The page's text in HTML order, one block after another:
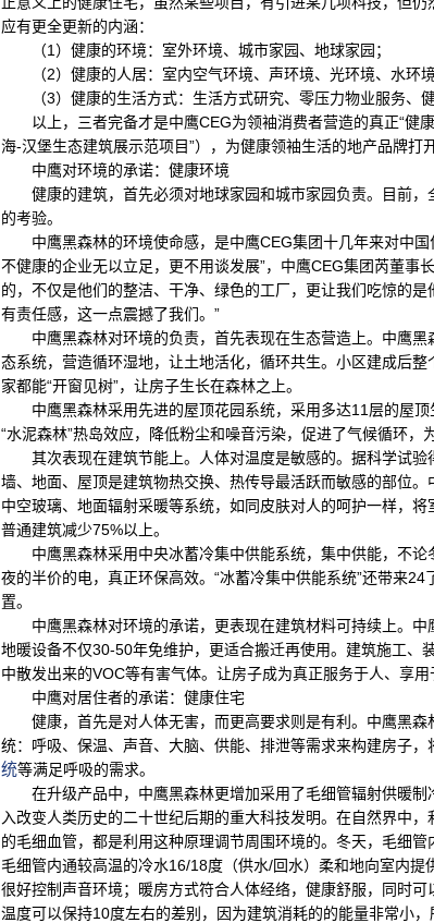
应有更全更新的内涵：
（1）健康的环境：室外环境、城市家园、地球家园；
（2）健康的人居：室内空气环境、声环境、光环境、水环境
（3）健康的生活方式：生活方式研究、零压力物业服务、健
以上，三者完备才是中鹰CEG为领袖消费者营造的真正“健
海-汉堡生态建筑展示范项目”），为健康领袖生活的地产品牌打
中鹰对环境的承诺：健康环境
健康的建筑，首先必须对地球家园和城市家园负责。目前，
的考验。
中鹰黑森林的环境使命感，是中鹰CEG集团十几年来对中国
不健康的企业无以立足，更不用谈发展”，中鹰CEG集团芮董事
的，不仅是他们的整洁、干净、绿色的工厂，更让我们吃惊的
有责任感，这一点震撼了我们。”
中鹰黑森林对环境的负责，首先表现在生态营造上。中鹰黑
态系统，营造循环湿地，让土地活化，循环共生。小区建成后
家都能“开窗见树”，让房子生长在森林之上。
中鹰黑森林采用先进的屋顶花园系统，采用多达11层的屋顶
“水泥森林”热岛效应，降低粉尘和噪音污染，促进了气候循环，
其次表现在建筑节能上。人体对温度是敏感的。据科学试验
墙、地面、屋顶是建筑物热交换、热传导最活跃而敏感的部位
中空玻璃、地面辐射采暖等系统，如同皮肤对人的呵护一样，
普通建筑减少75%以上。
中鹰黑森林采用中央冰蓄冷集中供能系统，集中供能，不论
夜的半价的电，真正环保高效。“冰蓄冷集中供能系统”还带来
置。
中鹰黑森林对环境的承诺，更表现在建筑材料可持续上。中
地暖设备不仅30-50年免维护，更适合搬迁再使用。建筑施工
中散发出来的VOC等有害气体。让房子成为真正服务于人、享用
中鹰对居住者的承诺：健康住宅
健康，首先是对人体无害，而更高要求则是有利。中鹰黑森
统：呼吸、保温、声音、大脑、供能、排泄等需求来构建房子
统等满足呼吸的需求。
在升级产品中，中鹰黑森林更增加采用了毛细管辐射供暖制
入改变人类历史的二十世纪后期的重大科技发明。在自然界中
的毛细血管，都是利用这种原理调节周围环境的。冬天，毛细
毛细管内通较高温的冷水16/18度（供水/回水）柔和地向室内
很好控制声音环境；暖房方式符合人体经络，健康舒服，同时
温度可以保持10度左右的差别，因为建筑消耗的的能量非常小